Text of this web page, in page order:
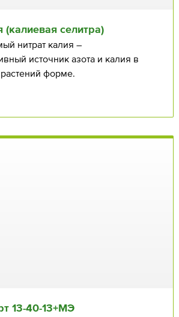
(калиевая селитра)
нитрат калия –
источник азота и калия в
форме.
13⁠-40⁠-13+МЭ